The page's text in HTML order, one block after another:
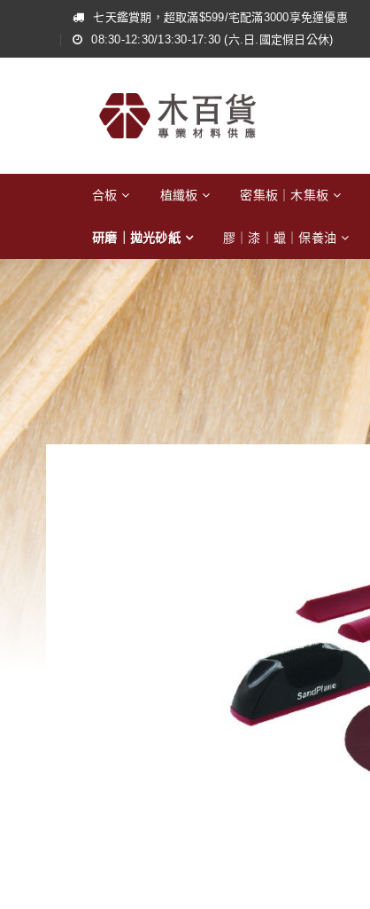
七天鑑賞期，超取滿$599/宅配滿3000享免運優惠
08:30-12:30/13:30-17:30 (六.日.國定假日公休)
合板 植纖板 密集板｜木集板
研磨｜拋光砂紙 膠｜漆｜蠟｜保養油